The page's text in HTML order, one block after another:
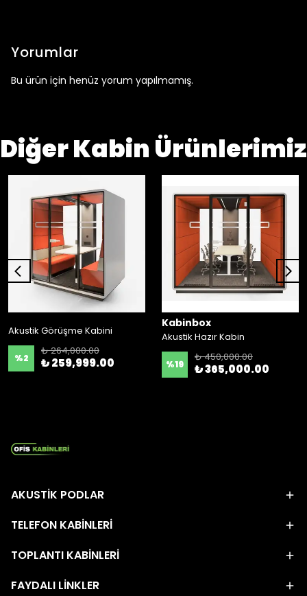
Yorumlar
Bu ürün için henüz yorum yapılmamış.
Diğer Kabin Ürünlerimiz
Akustik Görüşme Kabini
%2
₺ 264,000.00
₺ 259,999.00
Kabinbox
Akustik Hazır Kabin
%19
₺ 450,000.00
₺ 365,000.00
AKUSTİK PODLAR
TELEFON KABİNLERİ
TOPLANTI KABİNLERİ
FAYDALI LİNKLER